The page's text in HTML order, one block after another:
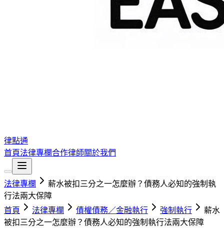
律點通
首頁法律專欄合作律師關於我們
法律專欄
薪水被扣三分之一怎麼辦？債務人必知的強制執
行法兩大保障
首頁
法律專欄 債權債務／金融執行 強制執行
薪水
被扣三分之一怎麼辦？債務人必知的強制執行法兩大保障